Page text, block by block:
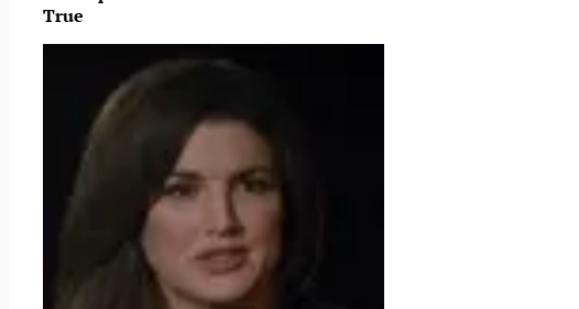
True